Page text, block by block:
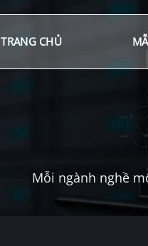
TRANG CHỦ
Mỗi ngành nghề